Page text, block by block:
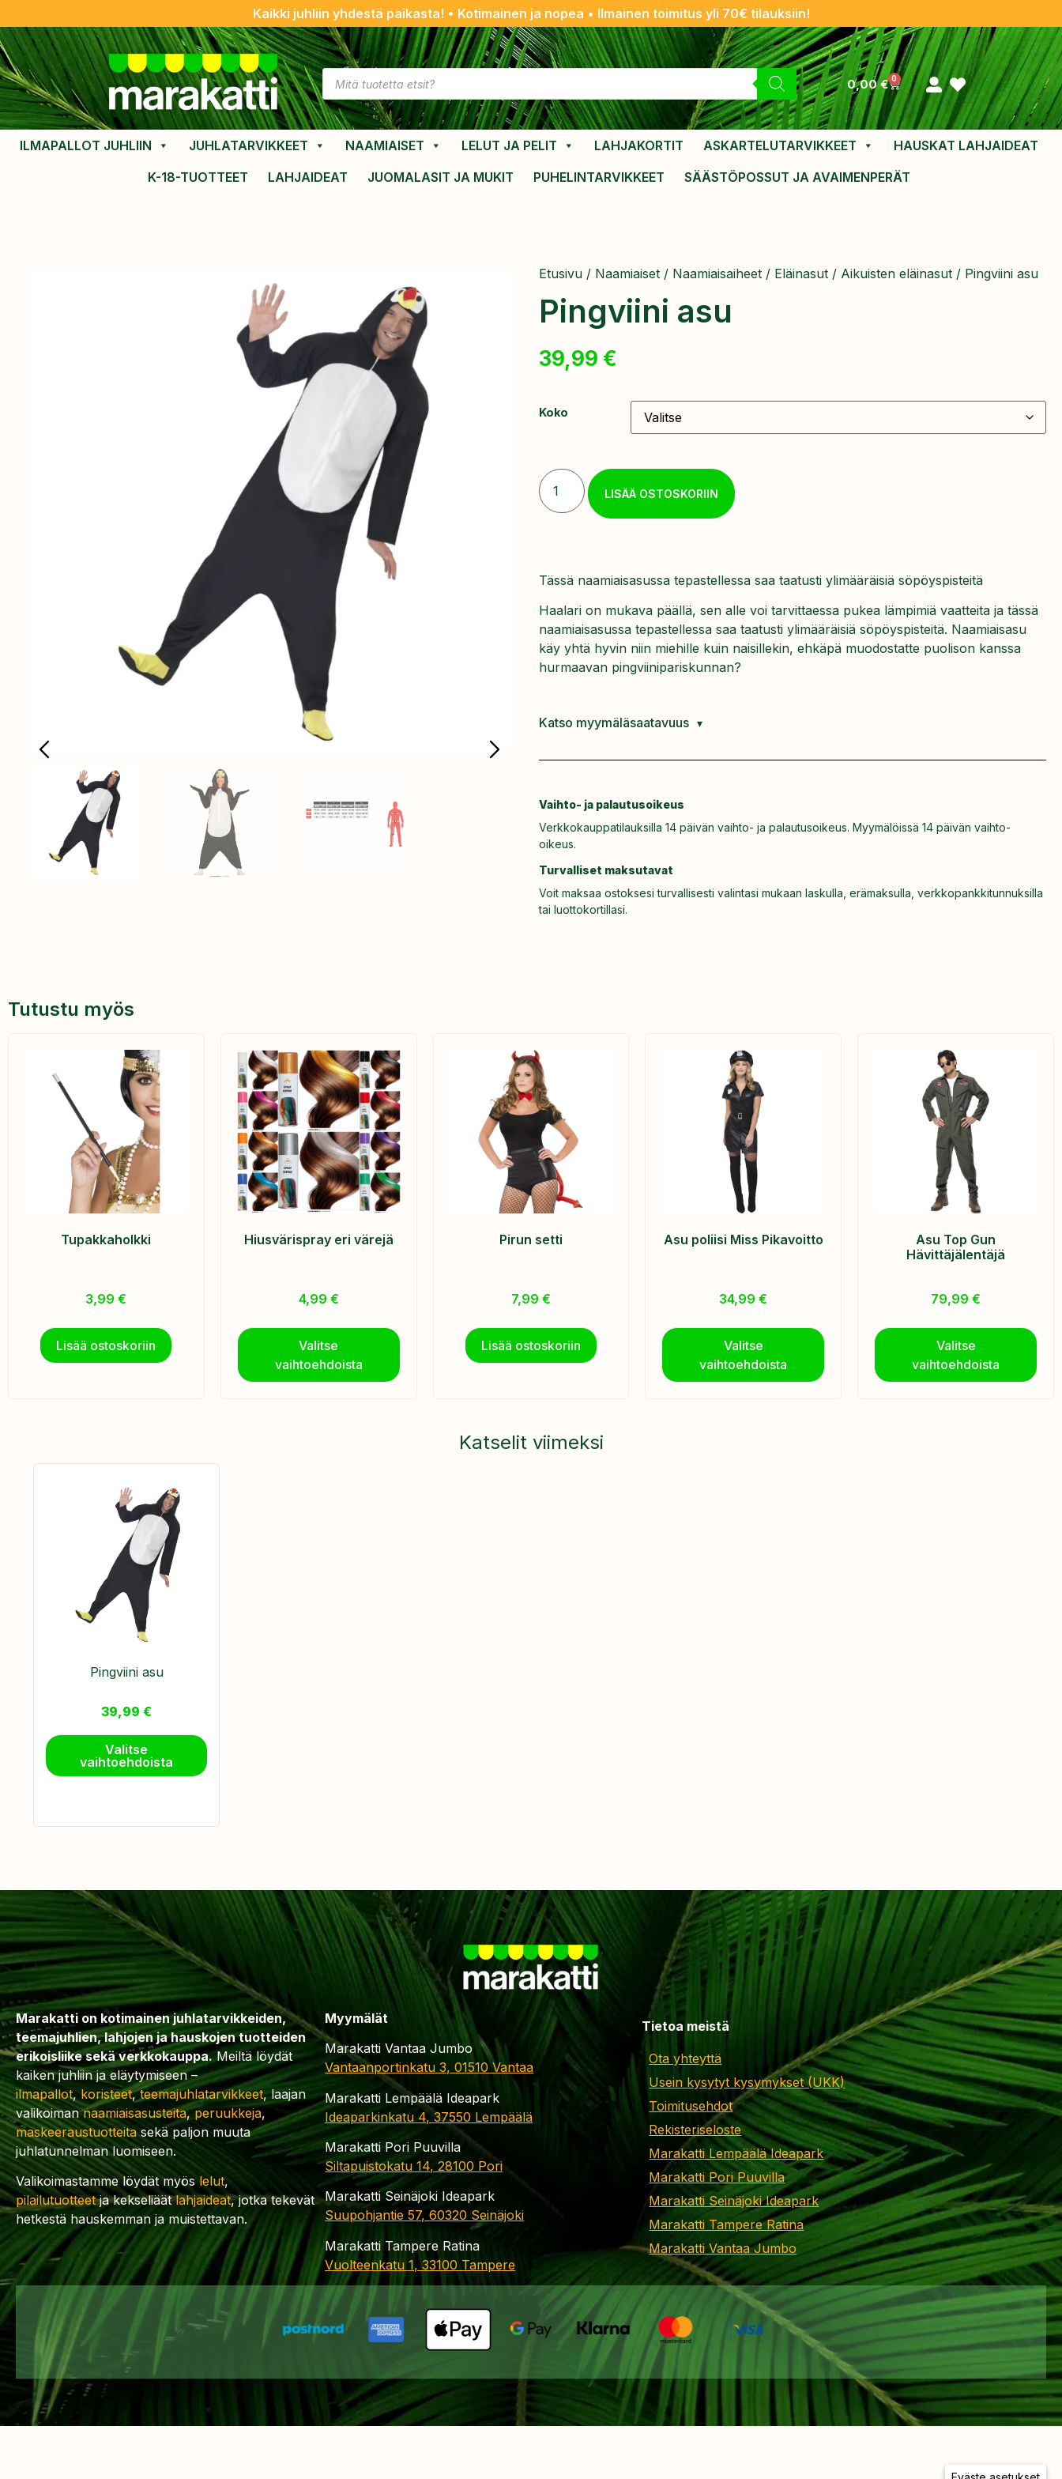
Kaikki juhliin yhdestä paikasta! • Kotimainen ja nopea • Ilmainen toimitus yli 70€ tilauksiin!
0,00€ 0
ILMAPALLOT JUHLIIN JUHLATARVIKKEET NAAMIAISET LELUT JA PELIT LAHJAKORTIT ASKARTELUTARVIKKEET
HAUSKAT LAHJAIDEAT
K-18-TUOTTEET
LAHJAIDEAT JUOMALASIT JA MUKIT PUHELINTARVIKKEET SÄÄSTÖPOSSUT JA AVAIMENPERÄT
Etusivu / Naamiaiset / Naamiaisaiheet / Eläinasut / Aikuisten eläinasut / Pingviini asu
Pingviini asu
39,99 €
Koko
LISÄÄ OSTOSKORIIN
Tässä naamiaisasussa tepastellessa saa taatusti ylimääräisiä söpöyspisteitä
Haalari on mukava päällä, sen alle voi tarvittaessa pukea lämpimiä vaatteita ja tässä
naamiaisasussa tepastellessa saa taatusti ylimääräisiä söpöyspisteitä. Naamiaisasu
käy yhtä hyvin niin miehille kuin naisillekin, ehkäpä muodostatte puolison kanssa
hurmaavan pingviinipariskunnan?
Katso myymäläsaatavuus
Vaihto- ja palautusoikeus
Verkkokauppatilauksilla 14 päivän vaihto- ja palautusoikeus. Myymälöissä 14 päivän vaihto-
oikeus.
Turvalliset maksutavat
Voit maksaa ostoksesi turvallisesti valintasi mukaan laskulla, erämaksulla, verkkopankkitunnuksilla
tai luottokortillasi.
Tutustu myös
Tupakkaholkki
3,99€
Lisää ostoskoriin
Hiusvärispray eri värejä
4,99 €
Valitse
vaihtoehdoista
Pirun setti
7,99 €
Lisää ostoskoriin
Asu poliisi Miss Pikavoitto
34,99€
Valitse
vaihtoehdoista
Asu Top Gun
Hävittäjälentäjä
79,99€
Valitse
vaihtoehdoista
Katselit viimeksi
Pingviini asu
39,99 €
Valitse
vaihtoehdoista
Marakatti on kotimainen juhlatarvikkeiden,
teemajuhlien, lahjojen ja hauskojen tuotteiden
erikoisliike sekä verkkokauppa.Meiltä löydät
kaiken juhliin ja eläytymiseen –
ilmapallot,koristeet,teemajuhlatarvikkeet, laajan
valikoimannaamiaisasusteita,peruukkeja,
maskeeraustuotteitasekä paljon muuta
juhlatunnelman luomiseen.
Valikoimastamme löydät myöslelut,
pilailutuotteetja kekseliäätlahjaideat, jotka tekevät
hetkestä hauskemman ja muistettavan.
Myymälät
Marakatti Vantaa Jumbo
Vantaanportinkatu 3, 01510 Vantaa
Marakatti Lempäälä Ideapark
Ideaparkinkatu 4, 37550 Lempäälä
Marakatti Pori Puuvilla
Siltapuistokatu 14, 28100 Pori
Marakatti Seinäjoki Ideapark
Suupohjantie 57, 60320 Seinäjoki
Marakatti Tampere Ratina
Vuolteenkatu 1, 33100 Tampere
Tietoa meistä
Ota yhteyttä
Usein kysytyt kysymykset (UKK)
Toimitusehdot
Rekisteriseloste
Marakatti Lempäälä Ideapark
Marakatti Pori Puuvilla
Marakatti Seinäjoki Ideapark
Marakatti Tampere Ratina
Marakatti Vantaa Jumbo